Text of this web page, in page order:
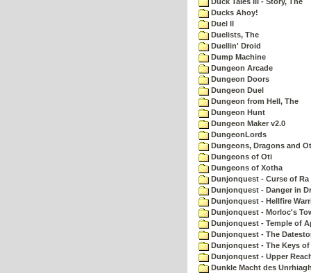
Ducks Ahoy!
Duel II
Duelists, The
Duellin' Droid
Dump Machine
Dungeon Arcade
Dungeon Doors
Dungeon Duel
Dungeon from Hell, The
Dungeon Hunt
Dungeon Maker v2.0
DungeonLords
Dungeons, Dragons and
Dungeons of Oti
Dungeons of Xotha
Dunjonquest - Curse of Ra
Dunjonquest - Danger in
Dunjonquest - Hellfire
Dunjonquest - Morloc's
Dunjonquest - Temple of
Dunjonquest - The
Dunjonquest - The Keys
Dunjonquest - Upper
Dunkle Macht des